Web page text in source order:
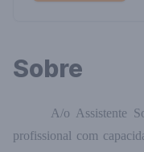
Sobre
A/o Assistente
profissional com